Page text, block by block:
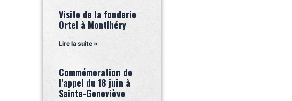
Visite de la fonderie
Ortel à Montlhéry
Lire la suite »
Commémoration de
l’appel du 18 juin à
Sainte-Geneviève